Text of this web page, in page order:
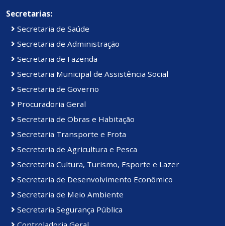
Secretarias:
Secretaria de Saúde
Secretaria de Administração
Secretaria de Fazenda
Secretaria Municipal de Assistência Social
Secretaria de Governo
Procuradoria Geral
Secretaria de Obras e Habitação
Secretaria Transporte e Frota
Secretaria de Agricultura e Pesca
Secretaria Cultura, Turismo, Esporte e Lazer
Secretaria de Desenvolvimento Econômico
Secretaria de Meio Ambiente
Secretaria Segurança Pública